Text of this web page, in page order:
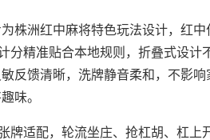
株洲红中麻将特色玩法设计，红中
分精准贴合本地规则，折叠式设计
反馈清晰，洗牌静音柔和，不影
味。
牌适配，轮流坐庄、抢杠胡、杠上